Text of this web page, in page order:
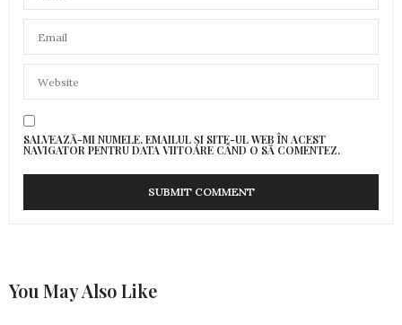
SALVEAZĂ-MI NUMELE, EMAILUL ȘI SITE-UL WEB ÎN ACEST
NAVIGATOR PENTRU DATA VIITOARE CÂND O SĂ COMENTEZ.
You May Also Like